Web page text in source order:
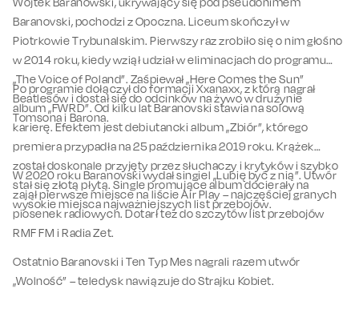
Baranovski, pochodzi z Opoczna. Liceum skończył w
Piotrkowie Trybunalskim. Pierwszy raz zrobiło się o nim głośno
w 2014 roku, kiedy wziął udział w eliminacjach do programu
„The Voice of Poland”. Zaśpiewał „Here Comes the Sun”
Beatlesów i dostał się do odcinków na żywo w drużynie
Tomsona i Barona.
Po programie dołączył do formacji Xxanaxx, z którą nagrał
album „FWRD”. Od kilku lat Baranovski stawia na solową
karierę. Efektem jest debiutancki album „Zbiór”, którego
premiera przypadła na 25 października 2019 roku. Krążek
został doskonale przyjęty przez słuchaczy i krytyków i szybko
stał się złotą płytą. Single promujące album docierały na
wysokie miejsca najważniejszych list przebojów.
W 2020 roku Baranovski wydał singiel „Lubię być z nią”. Utwór
zajął pierwsze miejsce na liście Air Play – najczęściej granych
piosenek radiowych. Dotarł też do szczytów list przebojów
RMF FM i Radia Zet.
Ostatnio Baranovski i Ten Typ Mes nagrali razem utwór
„Wolność” – teledysk nawiązuje do Strajku Kobiet.